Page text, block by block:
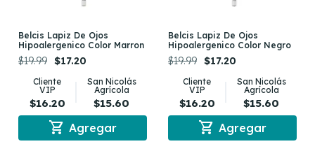
Belcis Lapiz De Ojos
Hipoalergenico Color Marron
$19.99 $17.20
Cliente
VIP
$16.20
San Nicolás
Agrícola
$15.60
shopping_cart Agregar
Belcis Lapiz De Ojos
Hipoalergenico Color Negro
$19.99 $17.20
Cliente
VIP
$16.20
San Nicolás
Agrícola
$15.60
shopping_cart Agregar